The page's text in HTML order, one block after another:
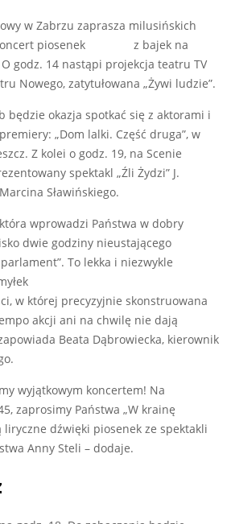
w Zabrzu zaprasza milusińskich
koncert piosenek z bajek na
godz. 14 nastąpi projekcja teatru TV
Nowego, zatytułowana „Żywi ludzie”.
będzie okazja spotkać się z aktorami i
„Dom lalki. Część druga”, w
Z kolei o godz. 19, na Scenie
spektakl „Źli Żydzi” J.
Sławińskiego.
wprowadzi Państwa w dobry
dwie godziny nieustającego
To lekka i niezwykle
w której precyzyjnie skonstruowana
akcji ani na chwilę nie dają
Beata Dąbrowiecka, kierownik
wyjątkowym koncertem! Na
zaprosimy Państwa „W krainę
liryczne dźwięki piosenek ze spektakli
Anny Steli – dodaje.